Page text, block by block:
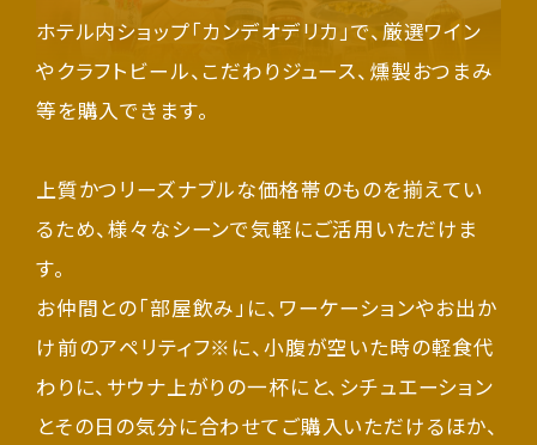
ホテル内ショップ「カンデオデリカ」で、厳選ワイン
やクラフトビール、こだわりジュース、燻製おつまみ
等を購入できます。
上質かつリーズナブルな価格帯のものを揃えてい
るため、様々なシーンで気軽にご活用いただけま
す。
お仲間との「部屋飲み」に、ワーケーションやお出か
け前のアペリティフ※ に、小腹が空いた時の軽食代
わりに、サウナ上がりの一杯にと、シチュエーション
とその日の気分に合わせてご購入いただけるほか、